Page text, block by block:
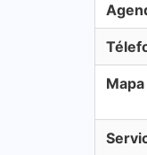
Mapa